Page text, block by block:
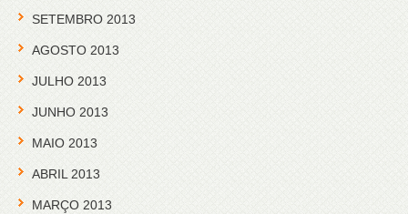
SETEMBRO 2013
AGOSTO 2013
JULHO 2013
JUNHO 2013
MAIO 2013
ABRIL 2013
MARÇO 2013